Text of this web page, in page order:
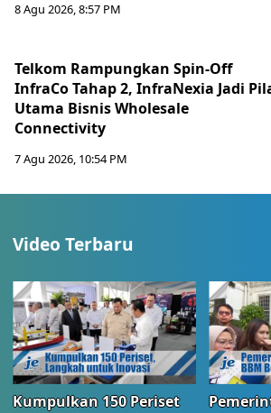
8 Agu 2026, 8:57 PM
Telkom Rampungkan Spin-Off
InfraCo Tahap 2, InfraNexia Jadi
Utama Bisnis Wholesale
Connectivity
7 Agu 2026, 10:54 PM
Video Terbaru
Kumpulkan 150 Periset